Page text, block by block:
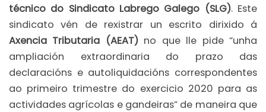
técnico do Sindicato Labrego Galego (SLG). Este
sindicato vén de rexistrar un escrito dirixido á
Axencia Tributaria (AEAT) no que lle pide “unha
ampliación extraordinaria do prazo das
declaracións e autoliquidacións correspondentes
ao primeiro trimestre do exercicio 2020 para as
actividades agrícolas e gandeiras” de maneira que